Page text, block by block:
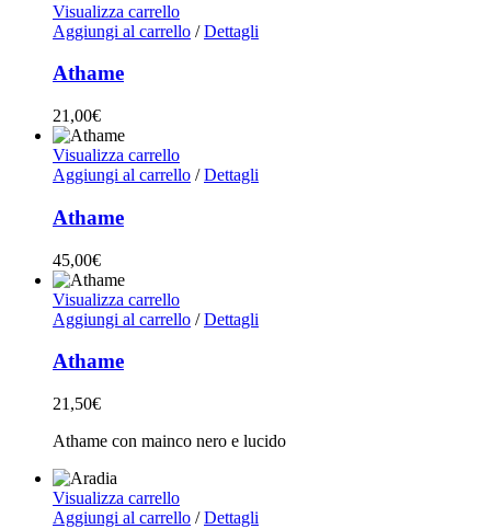
Visualizza carrello
Aggiungi al carrello / Dettagli
Athame
21,00€
Visualizza carrello
Aggiungi al carrello / Dettagli
Athame
45,00€
Visualizza carrello
Aggiungi al carrello / Dettagli
Athame
21,50€
Athame con mainco nero e lucido
Visualizza carrello
Aggiungi al carrello / Dettagli